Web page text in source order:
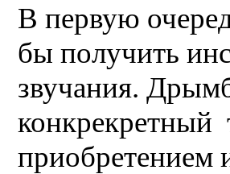
В первую
бы получить
звучания.
конкрекретный
приобретением